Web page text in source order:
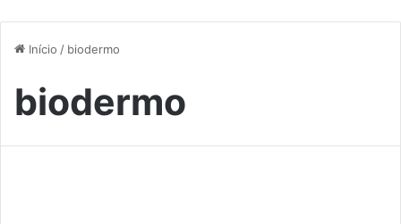
Início / biodermo
biodermo